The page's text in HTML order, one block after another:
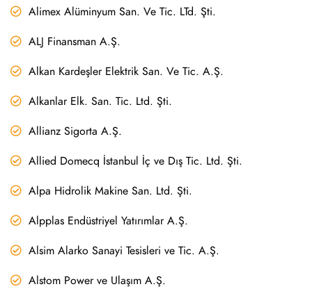
Alimex Alüminyum San. Ve Tic. LTd. Şti.
ALJ Finansman A.Ş.
Alkan Kardeşler Elektrik San. Ve Tic. A.Ş.
Alkanlar Elk. San. Tic. Ltd. Şti.
Allianz Sigorta A.Ş.
Allied Domecq İstanbul İç ve Dış Tic. Ltd. Şti.
Alpa Hidrolik Makine San. Ltd. Şti.
Alpplas Endüstriyel Yatırımlar A.Ş.
Alsim Alarko Sanayi Tesisleri ve Tic. A.Ş.
Alstom Power ve Ulaşım A.Ş.